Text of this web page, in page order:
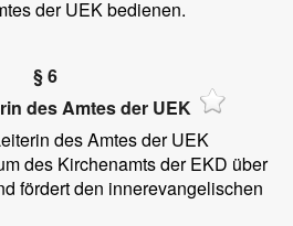
der UEK bedienen.
§ 6
des Amtes der UEK
des Amtes der UEK
des Kirchenamts der EKD über
fördert den innerevangelischen